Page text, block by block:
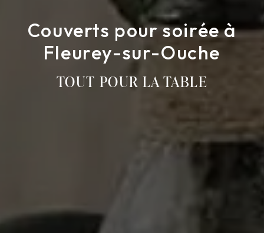
Couverts pour soirée à
Fleurey-sur-Ouche
TOUT POUR LA TABLE